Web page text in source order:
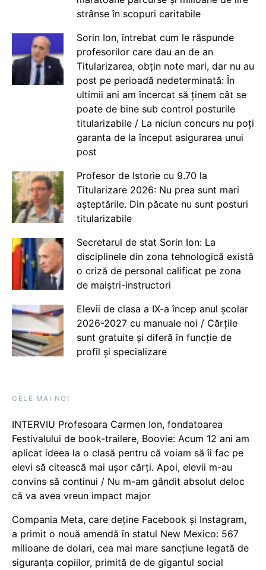
strânse în scopuri caritabile
Sorin Ion, întrebat cum le răspunde
profesorilor care dau an de an
Titularizarea, obțin note mari, dar nu au
post pe perioadă nedeterminată: În
ultimii ani am încercat să ținem cât se
poate de bine sub control posturile
titularizabile / La niciun concurs nu poți
garanta de la început asigurarea unui
post
Profesor de Istorie cu 9.70 la
Titularizare 2026: Nu prea sunt mari
așteptările. Din păcate nu sunt posturi
titularizabile
Secretarul de stat Sorin Ion: La
disciplinele din zona tehnologică există
o criză de personal calificat pe zona
de maiștri-instructori
Elevii de clasa a IX-a încep anul școlar
2026-2027 cu manuale noi / Cărțile
sunt gratuite și diferă în funcție de
profil și specializare
CELE MAI NOI
INTERVIU Profesoara Carmen Ion, fondatoarea
Festivalului de book-trailere, Boovie: Acum 12 ani am
aplicat ideea la o clasă pentru că voiam să îi fac pe
elevi să citească mai ușor cărți. Apoi, elevii m-au
convins să continui / Nu m-am gândit absolut deloc
că va avea vreun impact major
Compania Meta, care deține Facebook și Instagram,
a primit o nouă amendă în statul New Mexico: 567
milioane de dolari, cea mai mare sancțiune legată de
siguranța copiilor, primită de de gigantul social